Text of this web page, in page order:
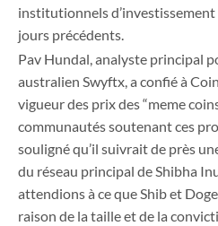
institutionnels
jours précédents.
Pav Hundal, analyste principal
australien Swyftx, a confié à
vigueur des prix des “meme
communautés soutenant ces
souligné qu’il suivrait de près
du réseau principal de Shibha
attendions à ce que Shib et
raison de la taille et de la